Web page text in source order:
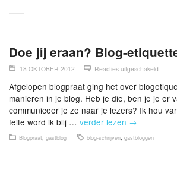
Doe jij eraan? Blog-
18 OKTOBER 2012 Reacties uitgeschakeld
Afgelopen blogpraat ging het over
manieren in je blog. Heb je die, ben je je er
communiceer je ze naar je lezers? Ik hou
feite word ik blij … verder lezen →
Blogpraat, gastblog blog-schrijven, gastbloggen